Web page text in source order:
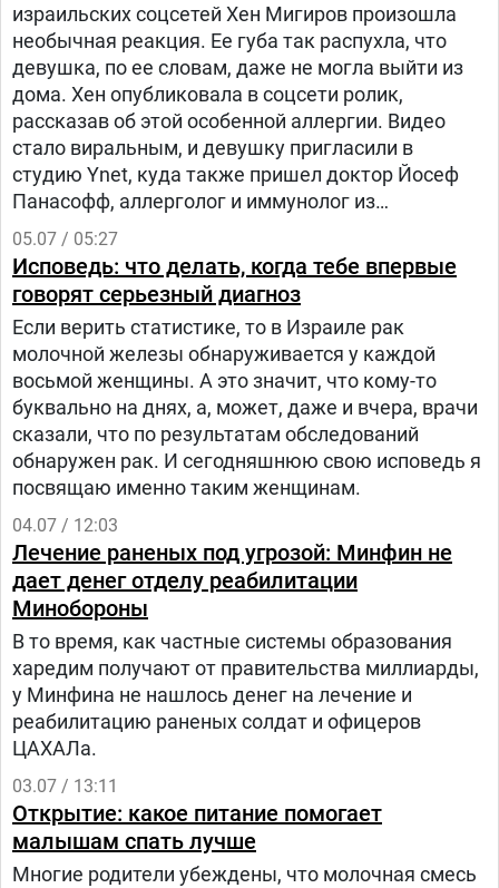
израильских соцсетей Хен Мигиров произошла
необычная реакция. Ее губа так распухла, что
девушка, по ее словам, даже не могла выйти из
дома. Хен опубликовала в соцсети ролик,
рассказав об этой особенной аллергии. Видео
стало виральным, и девушку пригласили в
студию Ynet, куда также пришел доктор Йосеф
Панасофф, аллерголог и иммунолог из
медицинского центра «Лин» в Тель-Авиве. Он
рассказал, почему может возникать такая
реакция, в каких случаях надо обратиться к врачу
и как уменьшить риск. Подробности публикует в
воскресенье, 5 июля, сайт Ynet.
05.07 / 05:27
Исповедь: что делать, когда тебе впервые
говорят серьезный диагноз
Если верить статистике, то в Израиле рак
молочной железы обнаруживается у каждой
восьмой женщины. А это значит, что кому-то
буквально на днях, а, может, даже и вчера, врачи
сказали, что по результатам обследований
обнаружен рак. И сегодняшнюю свою исповедь я
посвящаю именно таким женщинам.
04.07 / 12:03
Лечение раненых под угрозой: Минфин не
дает денег отделу реабилитации
Минобороны
В то время, как частные системы образования
харедим получают от правительства миллиарды,
у Минфина не нашлось денег на лечение и
реабилитацию раненых солдат и офицеров
ЦАХАЛа.
03.07 / 13:11
Открытие: какое питание помогает
малышам спать лучше
Многие родители убеждены, что молочная смесь